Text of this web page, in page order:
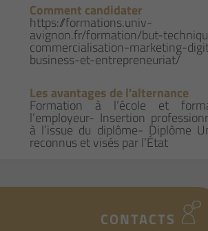
Comment candidater
https://formations.univ-
avignon.fr/formation/but-
commercialisation-marketing-
business-et-entrepreneuriat/
Les avantages de l'alternance
Formation à l’école et
l’employeur- Insertion
à l’issue du diplôme- Diplôme
reconnus et visés par l’État
CONTACTS